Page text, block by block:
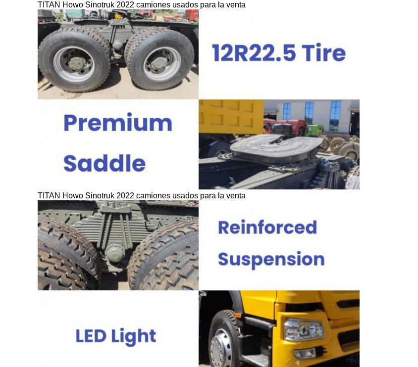
TITAN Howo Sinotruk 2022 camiones usados para la venta
TITAN Howo Sinotruk 2022 camiones usados para la venta